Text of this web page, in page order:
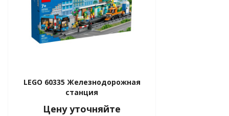
LEGO 60335 Железнодорожная
станция
Цену уточняйте